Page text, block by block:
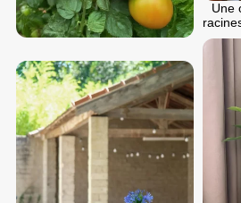
Une